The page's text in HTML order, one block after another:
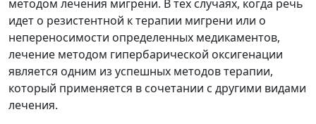
методом лечения мигрени. В тех случаях, когда речь
идет о резистентной к терапии мигрени или о
непереносимости определенных медикаментов,
лечение методом гипербарической оксигенации
является одним из успешных методов терапии,
который применяется в сочетании с другими видами
лечения.